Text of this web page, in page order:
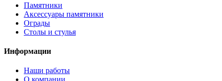
Памятники
Аксессуары памятники
Ограды
Столы и стулья
Информации
Наши работы